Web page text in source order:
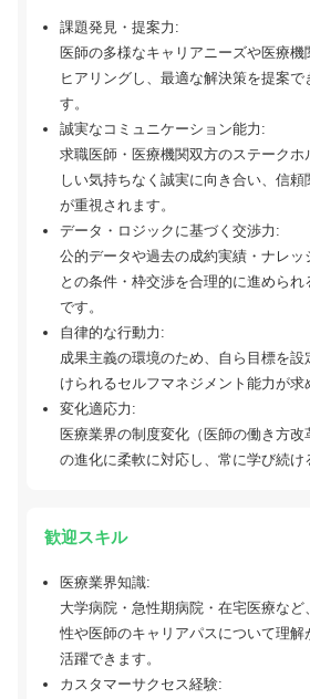
課題発見・提案力:
医師の多様なキャリアニーズや医療機
ヒアリングし、最適な解決策を提案で
す。
誠実なコミュニケーション能力:
求職医師・医療機関双方のステークホ
しい気持ちなく誠実に向き合い、信頼
が重視されます。
データ・ロジックに基づく交渉力:
公的データや過去の成約実績・ナレッ
との条件・枠交渉を合理的に進めら
です。
自律的な行動力:
成果主義の環境のため、自ら目標を
けられるセルフマネジメント能力が求
変化適応力:
医療業界の制度変化（医師の働き方改
の進化に柔軟に対応し、常に学び続け
歓迎スキル
医療業界知識:
大学病院・急性期病院・在宅医療な
性や医師のキャリアパスについて理解
活躍できます。
カスタマーサクセス経験: